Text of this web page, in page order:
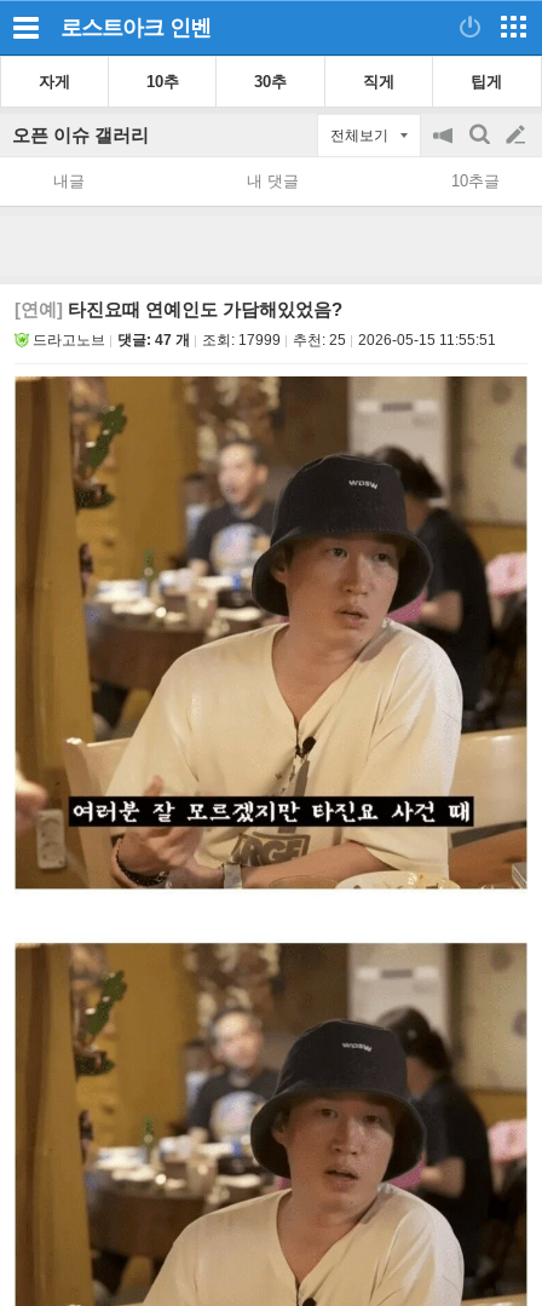
로스트아크 인벤
자게 10추 30추 직게 팁게
오픈 이슈 갤러리 전체보기
공
지
on/off
검
색
글
쓰
내글 내 댓글 10추글
[연예] 타진요때 연예인도 가담해있었음?
드라고노브 댓글: 47 개 조회: 17999 추천: 25 2026-05-15 11:55:51